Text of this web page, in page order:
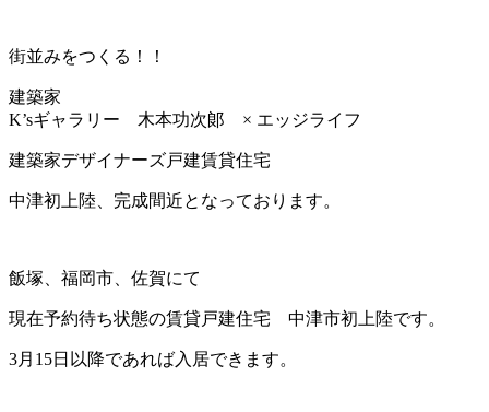
街並みをつくる！！
建築家
K’sギャラリー 木本功次郞 × エッジライフ
建築家デザイナーズ戸建賃貸住宅
中津初上陸、完成間近となっております。
飯塚、福岡市、佐賀にて
現在予約待ち状態の賃貸戸建住宅 中津市初上陸です。
3月15日以降であれば入居できます。